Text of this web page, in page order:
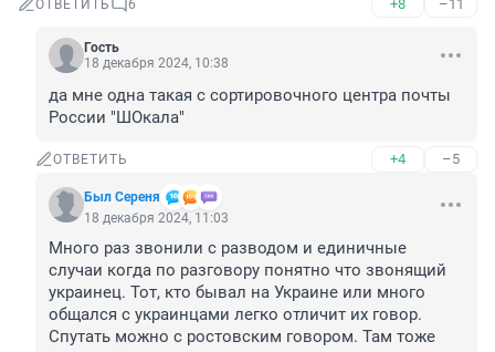
ОТВЕТИТЬ 6 +8 –11
Гость
18 декабря 2024, 10:38
да мне одна такая с сортировочного центра почты
России "ШОкала"
ОТВЕТИТЬ +4 –5
Был Сереня
18 декабря 2024, 11:03
Много раз звонили с разводом и единичные
случаи когда по разговору понятно что звонящий
украинец. Тот, кто бывал на Украине или много
общался с украинцами легко отличит их говор.
Спутать можно с ростовским говором. Там тоже